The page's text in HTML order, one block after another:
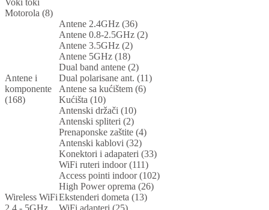
Voki toki
Motorola (8)
Antene i
komponente
(168)
Antene 2.4GHz (36)
Antene 0.8-2.5GHz (2)
Antene 3.5GHz (2)
Antene 5GHz (18)
Dual band antene (2)
Dual polarisane ant. (11)
Antene sa kućištem (6)
Kućišta (10)
Antenski držači (10)
Antenski spliteri (2)
Prenaponske zaštite (4)
Antenski kablovi (32)
Konektori i adapateri (33)
Wireless WiFi
WiFi ruteri indoor (111)
Access pointi indoor (102)
High Power oprema (26)
Ekstenderi dometa (13)